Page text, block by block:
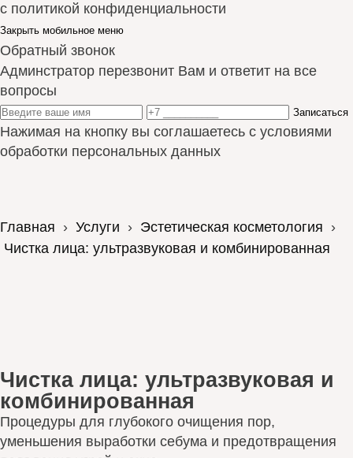
с политикой конфиденциальности
Закрыть мобильное меню
Обратный звонок
Админстратор перезвонит Вам и ответит на все
вопросы
Записаться
Нажимая на кнопку вы соглашаетесь с условиями
обработки персональных данных
Главная › Услуги › Эстетическая косметология ›
Чистка лица: ультразвуковая и комбинированная
Чистка лица: ультразвуковая и
комбинированная
Процедуры для глубокого очищения пор,
уменьшения выработки себума и предотвращения